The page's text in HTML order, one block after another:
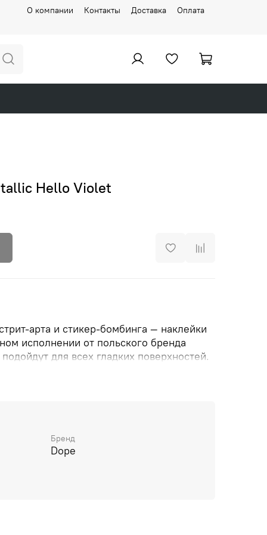
О компании Контакты Доставка Оплата
Hello Violet
арта и стикер-бомбинга — наклейки
исполнении от польского бренда
для всех гладких поверхностей.
Бренд
Dope